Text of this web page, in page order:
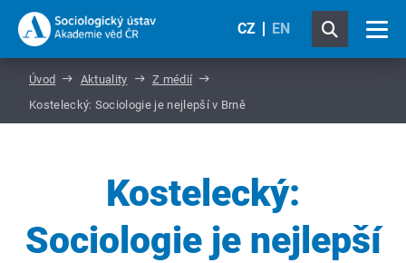
CZ EN
Úvod Aktuality
Z médií
Kostelecký: Sociologie je nejlepší v Brně
Kostelecký:
Sociologie je nejlepší